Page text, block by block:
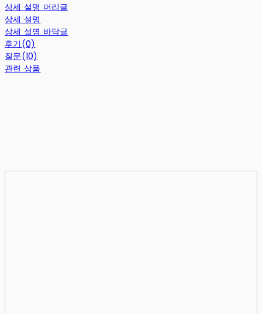
상세 설명 머리글
상세 설명
상세 설명 바닥글
후기(0)
질문(10)
관련 상품